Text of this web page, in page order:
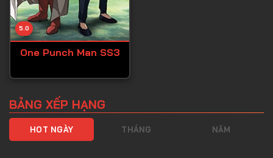
5.0
One Punch Man SS3
BẢNG XẾP HẠNG
HOT NGÀY THÁNG NĂM